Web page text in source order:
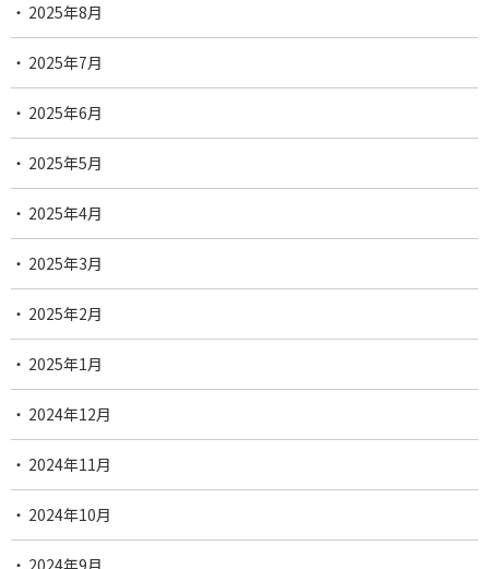
2025年8月
2025年7月
2025年6月
2025年5月
2025年4月
2025年3月
2025年2月
2025年1月
2024年12月
2024年11月
2024年10月